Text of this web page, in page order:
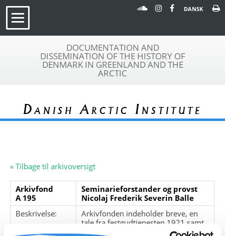
DANSK
DOCUMENTATION AND
DISSEMINATION OF THE HISTORY OF
DENMARK IN GREENLAND AND THE
ARCTIC
Danish Arctic Institute
« Tilbage til arkivoversigt
Arkivfond
A 195
Seminarieforstander og provst
Nicolaj Frederik Severin Balle
Beskrivelse:
Arkivfonden indeholder breve, en
tale fra festgudtjenesten 1921 samt
nodeark og en sang fra Balles 50-års